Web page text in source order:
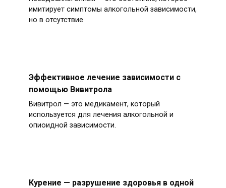
имитирует симптомы алкогольной зависимости,
но в отсутствие
Эффективное лечение зависимости с
помощью Вивитрола
Вивитрол — это медикамент, который
используется для лечения алкогольной и
опиоидной зависимости.
Курение — разрушение здоровья в одной